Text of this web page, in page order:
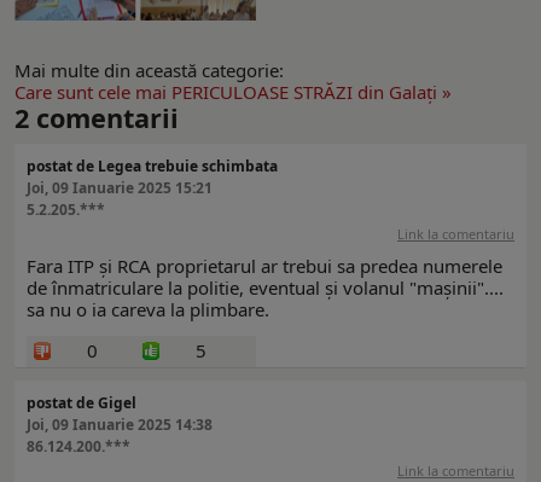
Mai multe din această categorie:
Care sunt cele mai PERICULOASE STRĂZI din Galaţi »
2 comentarii
postat de Legea trebuie schimbata
Joi, 09 Ianuarie 2025 15:21
5.2.205.***
Link la comentariu
Fara ITP și RCA proprietarul ar trebui sa predea numerele
de înmatriculare la politie, eventual și volanul "mașinii"....
sa nu o ia careva la plimbare.
0
5
postat de Gigel
Joi, 09 Ianuarie 2025 14:38
86.124.200.***
Link la comentariu